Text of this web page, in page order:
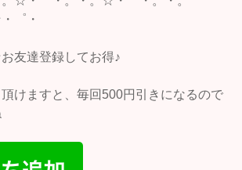
゜・
友達登録してお得♪
けますと、毎回500円引きになるので